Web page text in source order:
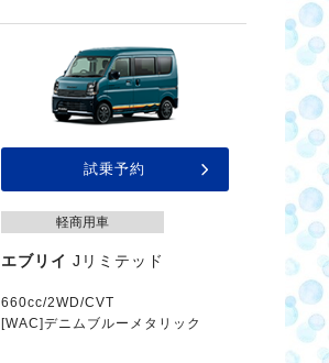
試乗予約
軽商用車
エブリイ Jリミテッド
660cc/2WD/CVT
[WAC]デニムブルーメタリック